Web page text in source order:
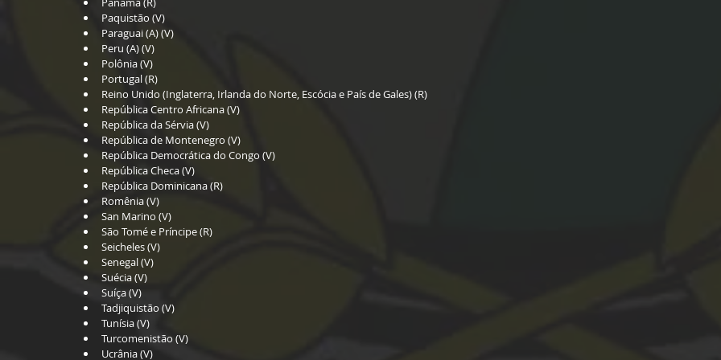
Paquistão (V)
Paraguai (A) (V)
Peru (A) (V)
Polônia (V)
Portugal (R)
Reino Unido (Inglaterra, Irlanda do Norte, Escócia e País de Gales) (R)
República Centro Africana (V)
República da Sérvia (V)
República de Montenegro (V)
República Democrática do Congo (V)
República Checa (V)
República Dominicana (R)
Romênia (V)
San Marino (V)
São Tomé e Príncipe (R)
Seicheles (V)
Senegal (V)
Suécia (V)
Suíça (V)
Tadjiquistão (V)
Tunísia (V)
Turcomenistão (V)
Ucrânia (V)